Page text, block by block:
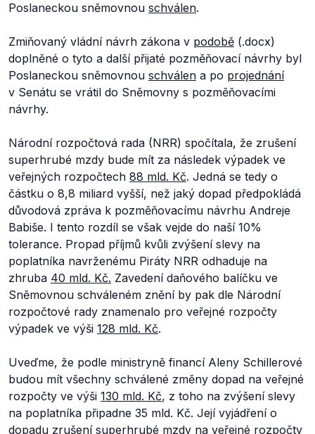
Poslaneckou sněmovnou schválen.
Zmiňovaný vládní návrh zákona v podobě (.docx)
doplněné o tyto a další přijaté pozměňovací návrhy byl
Poslaneckou sněmovnou schválen a po projednání
v Senátu se vrátil do Sněmovny s pozměňovacími
návrhy.
Národní rozpočtová rada (NRR) spočítala, že zrušení
superhrubé mzdy bude mít za následek výpadek ve
veřejných rozpočtech 88 mld. Kč. Jedná se tedy o
částku o 8,8 miliard vyšší, než jaký dopad předpokládá
důvodová zpráva k pozměňovacímu návrhu Andreje
Babiše. I tento rozdíl se však vejde do naší 10%
tolerance. Propad příjmů kvůli zvýšení slevy na
poplatníka navrženému Piráty NRR odhaduje na
zhruba 40 mld. Kč. Zavedení daňového balíčku ve
Sněmovnou schváleném znění by pak dle Národní
rozpočtové rady znamenalo pro veřejné rozpočty
výpadek ve výši 128 mld. Kč.
Uveďme, že podle ministryně financí Aleny Schillerové
budou mít všechny schválené změny dopad na veřejné
rozpočty ve výši 130 mld. Kč, z toho na zvýšení slevy
na poplatníka připadne 35 mld. Kč. Její vyjádření o
dopadu zrušení superhrubé mzdy na veřejné rozpočty